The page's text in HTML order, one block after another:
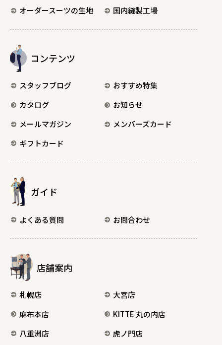
オーダースーツの生地
国内縫製工場
コンテンツ
スタッフブログ
おすすめ特集
カタログ
お知らせ
メールマガジン
メンバーズカード
ギフトカード
ガイド
よくある質問 お問合わせ
店舗案内
札幌店
大宮店
麻布本店
KITTE 丸の内店
八重洲店
虎ノ門店